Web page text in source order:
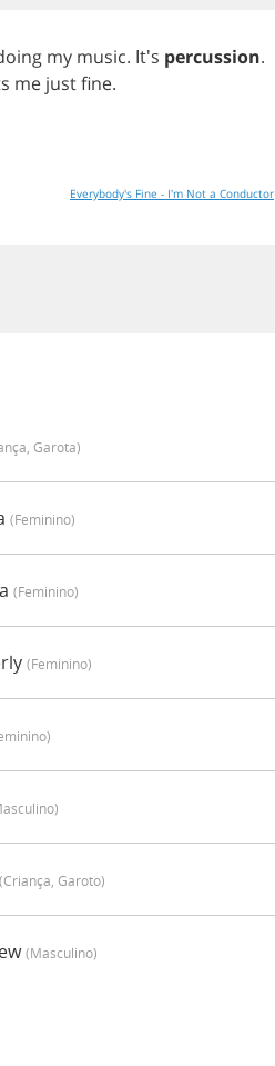
my music. It's percussion.
me justfine.
Everybody's Fine - I'm Not a Conductor
Garota)
(feminino)
(feminino)
(feminino)
(criança, Garoto)
(masculino)